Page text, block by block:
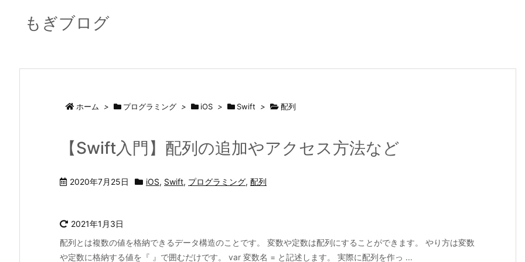
もぎブログ
ホーム > プログラミング > iOS > Swift > 配列
【Swift入門】配列の追加やアクセス方法など
2020年7月25日 iOS, Swift, プログラミング, 配列
2021年1月3日
配列とは複数の値を格納できるデータ構造のことです。 変数や定数は配列にすることができます。 やり方は変数
や定数に格納する値を『 』で囲むだけです。 var 変数名 = と記述します。 実際に配列を作っ ...